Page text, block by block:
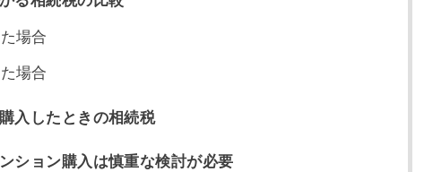
場合
場合
入したときの相続税
ション購入は慎重な検討が必要